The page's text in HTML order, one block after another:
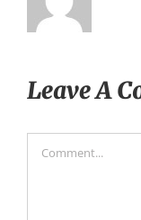
Leave A